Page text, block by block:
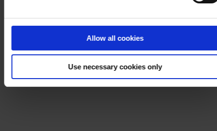
Allow all cookies
Use necessary cookies only